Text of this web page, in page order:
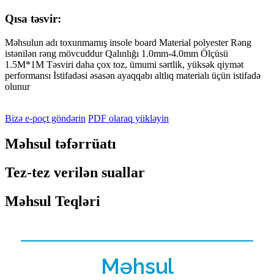
Qısa təsvir:
Məhsulun adı toxunmamış insole board Material polyester Rəng
istənilən rəng mövcuddur Qalınlığı 1.0mm-4.0mm Ölçüsü
1.5M*1M Təsviri daha çox toz, ümumi sərtlik, yüksək qiymət
performansı İstifadəsi əsasən ayaqqabı altlıq materialı üçün istifadə
olunur
Bizə e-poçt göndərin PDF olaraq yükləyin
Məhsul təfərrüatı
Tez-tez verilən suallar
Məhsul Teqləri
Məhsul